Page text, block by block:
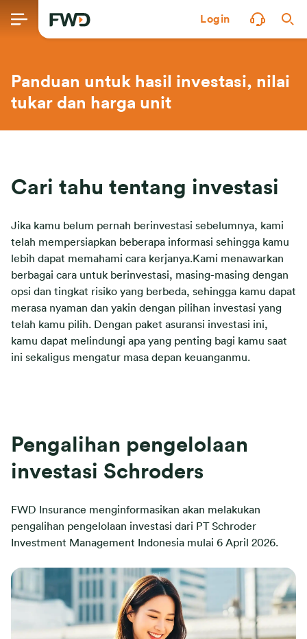
Login
Panduan untuk hasil investasi, nilai
tukar dan harga unit
Cari tahu tentang investasi
Jika kamu belum pernah berinvestasi sebelumnya, kami
telah mempersiapkan beberapa informasi sehingga kamu
lebih dapat memahami cara kerjanya.Kami menawarkan
berbagai cara untuk berinvestasi, masing-masing dengan
opsi dan tingkat risiko yang berbeda, sehingga kamu dapat
merasa nyaman dan yakin dengan pilihan investasi yang
telah kamu pilih. Dengan paket asuransi investasi ini,
kamu dapat melindungi apa yang penting bagi kamu saat
ini sekaligus mengatur masa depan keuanganmu.
Pengalihan pengelolaan
investasi Schroders
FWD Insurance menginformasikan akan melakukan
pengalihan pengelolaan investasi dari PT Schroder
Investment Management Indonesia mulai 6 April 2026.